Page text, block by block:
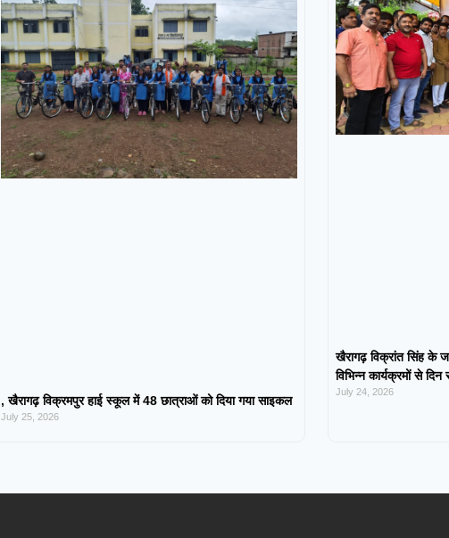
, खैरागढ़ विक्रमपुर हाई स्कूल में 48 छात्राओं को दिया गया साइकल
July 25, 2026
खैरागढ़ विक्रांत सिंह के
विभिन्न कार्यक्रमों से दिन
July 24, 2026